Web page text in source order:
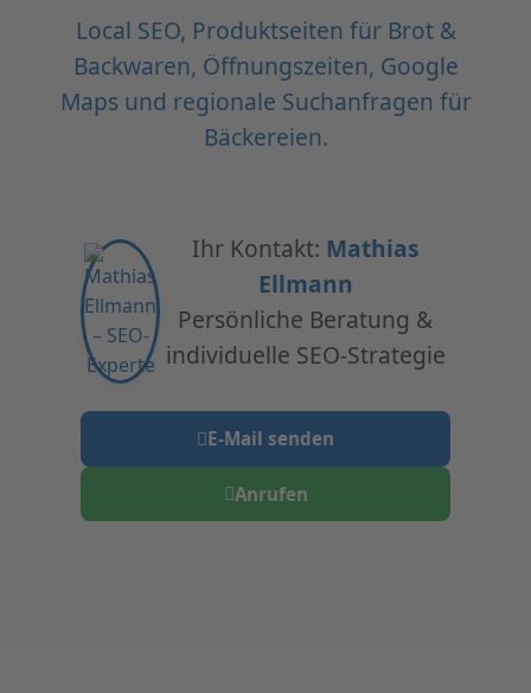
Local SEO, Produktseiten für Brot &
Backwaren, Öffnungszeiten, Google
Maps und regionale Suchanfragen für
Bäckereien.
Ihr Kontakt: Mathias
Ellmann
Persönliche Beratung &
individuelle SEO-Strategie
E-Mail senden
Anrufen